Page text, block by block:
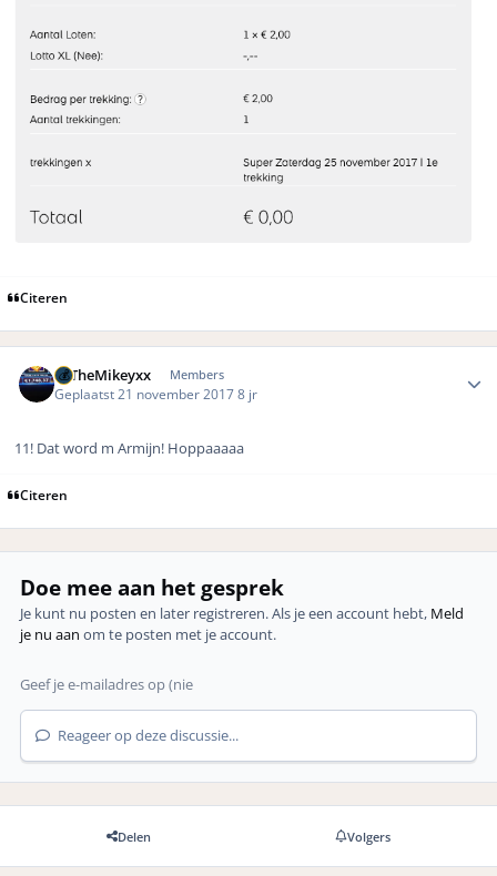
Citeren
xxTheMikeyxx Members
Geplaatst 21 november 20178 jr
11! Dat word m Armijn! Hoppaaaaa
Citeren
Doe mee aan het gesprek
Je kunt nu posten en later registreren. Als je een account hebt, Meld
je nu aan om te posten met je account.
Reageer op deze discussie...
Delen Volgers